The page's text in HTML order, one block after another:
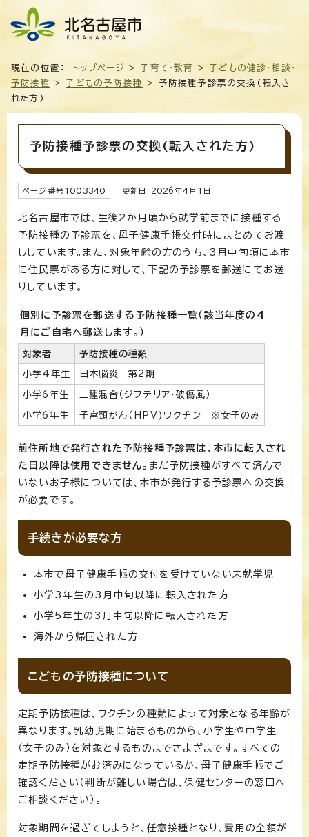
現在の位置： トップページ >子育て・教育 >子どもの健診・相談・
予防接種
>子どもの予防接種
> 予防接種予診票の交換(転入さ
れた方)
予防接種予診票の交換(転入された方)
ページ番号1003340 更新日 2026年4月1日
北名古屋市では、生後2か月頃から就学前までに接種する
予防接種の予診票を、母子健康手帳交付時にまとめてお渡
ししています。また、対象年齢の方のうち、3月中旬頃に本市
に住民票がある方に対して、下記の予診票を郵送にてお送
りしています。
個別に予診票を郵送する予防接種一覧（該当年度の4
月にご自宅へ郵送します。）
対象者 予防接種の種類
小学4年生 日本脳炎 第2期
小学6年生 二種混合（ジフテリア・破傷風）
小学6年生 子宮頸がん（HPV)ワクチン ※女子のみ
前住所地で発行された予防接種予診票は、本市に転入され
た日以降は使用できません。 まだ予防接種がすべて済んで
いないお子様については、本市が発行する予診票への交換
が必要です。
手続きが必要な方
本市で母子健康手帳の交付を受けていない未就学児
小学3年生の3月中旬以降に転入された方
小学5年生の3月中旬以降に転入された方
海外から帰国された方
こどもの予防接種について
定期予防接種は、ワクチンの種類によって対象となる年齢が
異なります。乳幼児期に始まるものから、小学生や中学生
（女子のみ）を対象とするものまでさまざまです。すべての
定期予防接種がお済みになっているか、母子健康手帳でご
確認ください（判断が難しい場合は、保健センターの窓口へ
ご相談ください）。
対象期間を過ぎてしまうと、任意接種となり、費用の全額が